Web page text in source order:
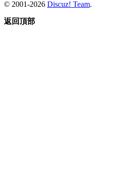
© 2001-2026 Discuz! Team.
返回頂部